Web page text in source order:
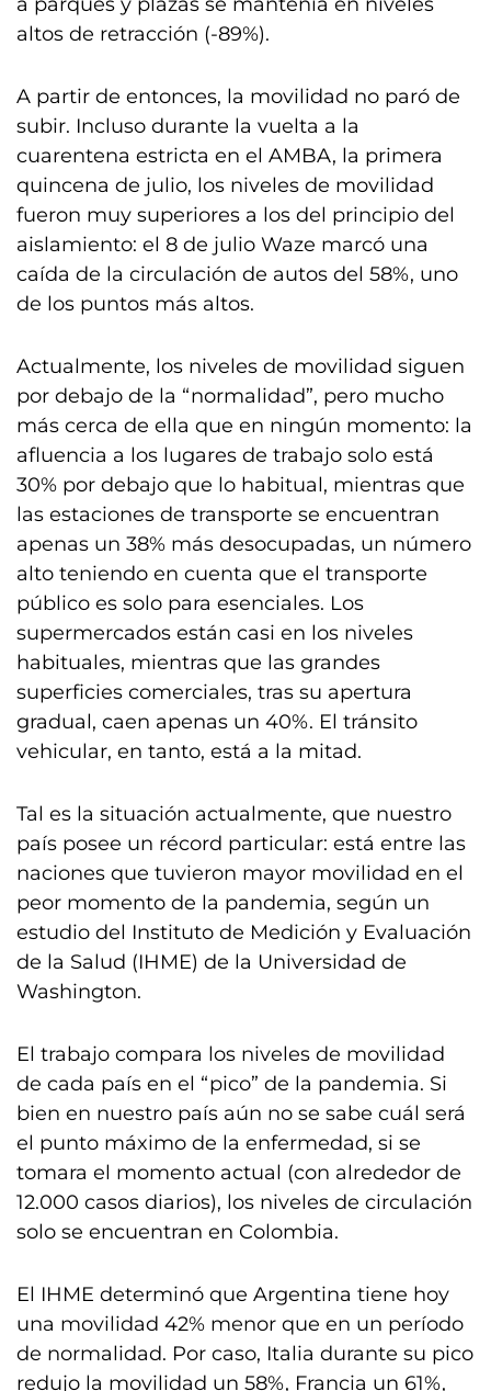
altos de retracción (-89%).
A partir de entonces, la movilidad no paró de
subir. Incluso durante la vuelta a la
cuarentena estricta en el AMBA, la primera
quincena de julio, los niveles de movilidad
fueron muy superiores a los del principio del
aislamiento: el 8 de julio Waze marcó una
caída de la circulación de autos del 58%, uno
de los puntos más altos.
Actualmente, los niveles de movilidad siguen
por debajo de la “normalidad”, pero mucho
más cerca de ella que en ningún momento: la
afluencia a los lugares de trabajo solo está
30% por debajo que lo habitual, mientras que
las estaciones de transporte se encuentran
apenas un 38% más desocupadas, un número
alto teniendo en cuenta que el transporte
público es solo para esenciales. Los
supermercados están casi en los niveles
habituales, mientras que las grandes
superficies comerciales, tras su apertura
gradual, caen apenas un 40%. El tránsito
vehicular, en tanto, está a la mitad.
Tal es la situación actualmente, que nuestro
país posee un récord particular: está entre las
naciones que tuvieron mayor movilidad en el
peor momento de la pandemia, según un
estudio del Instituto de Medición y Evaluación
de la Salud (IHME) de la Universidad de
Washington.
El trabajo compara los niveles de movilidad
de cada país en el “pico” de la pandemia. Si
bien en nuestro país aún no se sabe cuál será
el punto máximo de la enfermedad, si se
tomara el momento actual (con alrededor de
12.000 casos diarios), los niveles de circulación
solo se encuentran en Colombia.
El IHME determinó que Argentina tiene hoy
una movilidad 42% menor que en un período
de normalidad. Por caso, Italia durante su pico
redujo la movilidad un 58%, Francia un 61%,